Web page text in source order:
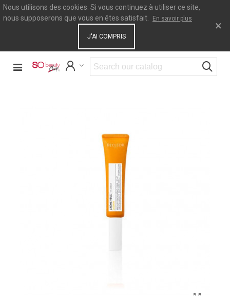
Nous utilisons des cookies. Si vous continuez à utiliser ce site,
nous supposerons que vous en êtes satisfait.
En savoir plus
J'AI COMPRIS
×